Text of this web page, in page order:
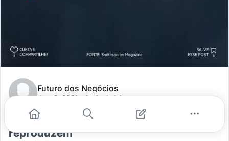
Futuro dos Negócios
dez. 8, 2021- 1 min de leitura
Xenobots: robôs "vivos" que se
reproduzem